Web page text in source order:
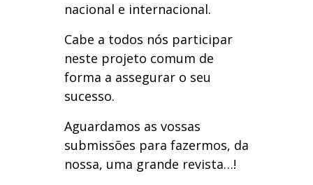
nacional e internacional.
Cabe a todos nós participar
neste projeto comum de
forma a assegurar o seu
sucesso.
Aguardamos as vossas
submissões para fazermos, da
nossa, uma grande revista…!